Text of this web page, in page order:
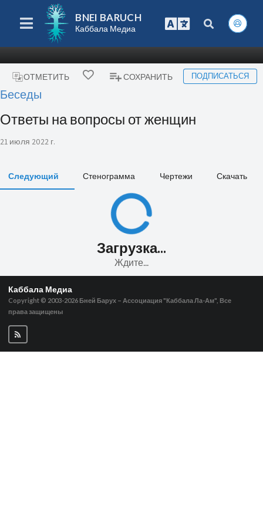
BNEI BARUCH
Каббала Медиа
ОТМЕТИТЬ СОХРАНИТЬ ПОДПИСАТЬСЯ
Беседы
Ответы на вопросы от женщин
21 июля 2022 г.
Следующий Стенограмма Чертежи Скачать
Загрузка...
Ждите...
Каббала Медиа
Copyright © 2003-2026 Бней Барух – Ассоциация "Каббала Ла-Ам", Все
права защищены